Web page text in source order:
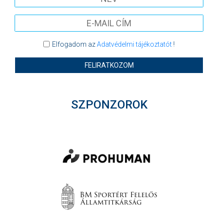
Elfogadom azAdatvédelmi tájékoztatót!
FELIRATKOZOM
SZPONZOROK